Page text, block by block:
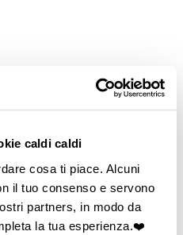
caldi caldi
cosa ti piace. Alcuni
il tuo consenso e servono
partners, in modo da
la tua esperienza.❤️